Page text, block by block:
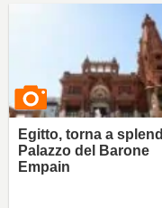
Egitto, torna a
Palazzo del Barone
Empain